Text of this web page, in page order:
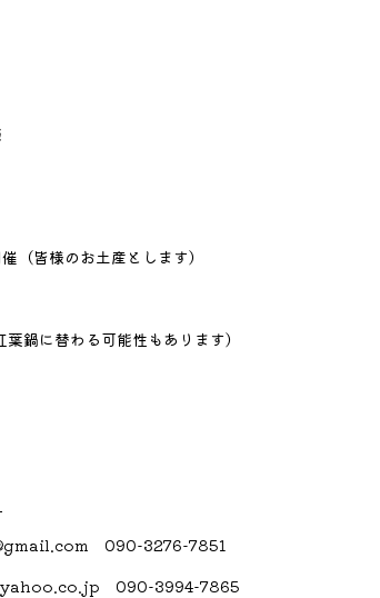
；
皆様のお土産とします）
に替わる可能性もあります）
090-3276-7851
090-3994-7865